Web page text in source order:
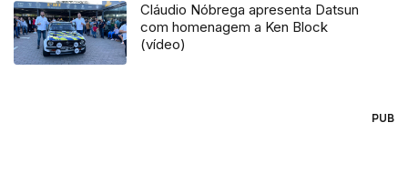
Cláudio Nóbrega apresenta Datsun
com homenagem a Ken Block
(vídeo)
PUB